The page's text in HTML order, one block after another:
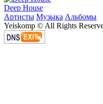
Deep House
Артисты Музыка Альбомы
Yeiskomp © All Rights